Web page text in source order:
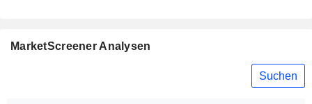
MarketScreener Analysen
Suchen